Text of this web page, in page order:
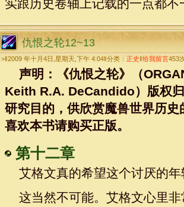
实跟历史卷轴上记载的一点都不
仇恨之轮12~13
>‖2009 年十月4日,星期天,下午 4:04‖分类： 正史‖给我留言453
声明：《仇恨之轮》（
Keith R.A. DeCandido）版权
研究目的，供欣赏魔兽世界历
喜欢本书请购买正版。
第十二章
艾格文真的希望这个讨厌的
这当然不可能。艾格文心里